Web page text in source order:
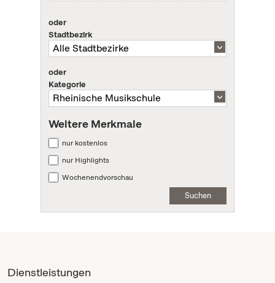
oder
Stadtbezirk
oder
Kategorie
Weitere Merkmale
nur kostenlos
nur Highlights
Wochenendvorschau
Suchen
Dienstleistungen